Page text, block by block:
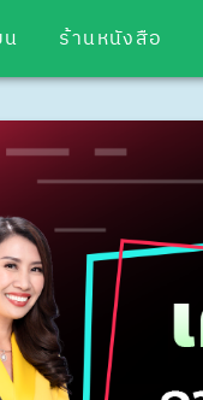
ร้านหนังสือ